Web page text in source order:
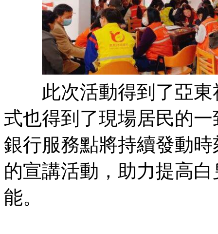
此次活動得到了亞東
式也得到了現場居民的
銀行服務點將持續發動
的宣講活動，助力提高
能。